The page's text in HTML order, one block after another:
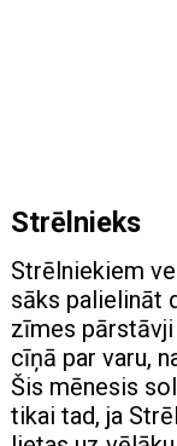
Strēlnieks
Strēlniekiem
sāks palielināt
zīmes
cīņā par varu,
Šis mēnesis
tikai tad, ja